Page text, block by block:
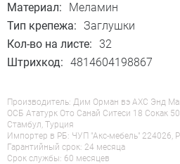
Материал:
Меламин
Тип крепежа: Заглушки
Кол-во на листе:
32
Штрихкод: 4814604198867
Производитель: Дим Орман вэ АХС Энд
ОСБ Ататурк Ото Санай Ситеси 18 Сокак
Стамбул, Турция
Импортер в РБ: ЧУП "Акс-мебель" 224026,
Гарантийный срок: 24 месяца
Срок службы: 60 месяцев